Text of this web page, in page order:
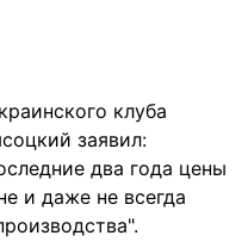
клуба
заявил:
два года цены
и даже не всегда